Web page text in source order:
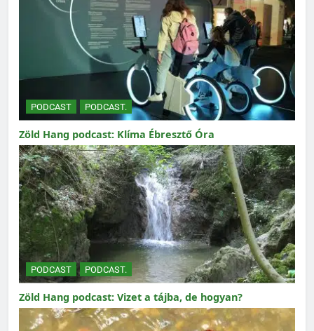
PODCAST PODCAST.
Zöld Hang podcast: Klíma Ébresztő Óra
PODCAST PODCAST.
Zöld Hang podcast: Vizet a tájba, de hogyan?